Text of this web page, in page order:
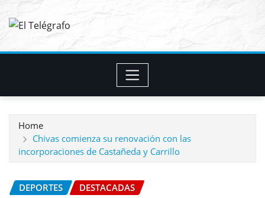
Home
Chivas comienza su renovación con las
incorporaciones de Castañeda y Carrillo
DEPORTES DESTACADAS